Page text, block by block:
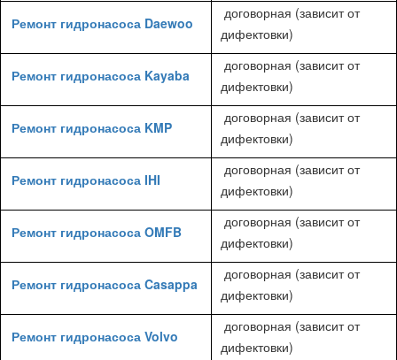
Ремонт гидронасоса Daewoo
договорная (зависит от
дифектовки)
Ремонт гидронасоса Kayaba
договорная (зависит от
дифектовки)
Ремонт гидронасоса KMP
договорная (зависит от
дифектовки)
Ремонт гидронасоса IHI
договорная (зависит от
дифектовки)
Ремонт гидронасоса OMFB
договорная (зависит от
дифектовки)
Ремонт гидронасоса Casappa
договорная (зависит от
дифектовки)
Ремонт гидронасоса Volvo
договорная (зависит от
дифектовки)